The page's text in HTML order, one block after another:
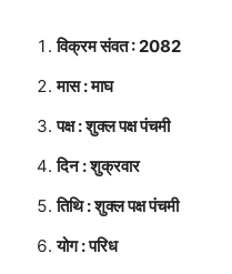
विक्रम संवत : 2082
मास : माघ
पक्ष : शुक्ल पक्ष पंचमी
दिन : शुक्रवार
तिथि : शुक्ल पक्ष पंचमी
योग : परिध